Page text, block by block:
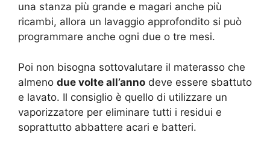
una stanza più grande e magari anche più
ricambi, allora un lavaggio approfondito si può
programmare anche ogni due o tre mesi.
Poi non bisogna sottovalutare il materasso che
almeno due volte all’anno deve essere sbattuto
e lavato. Il consiglio è quello di utilizzare un
vaporizzatore per eliminare tutti i residui e
soprattutto abbattere acari e batteri.